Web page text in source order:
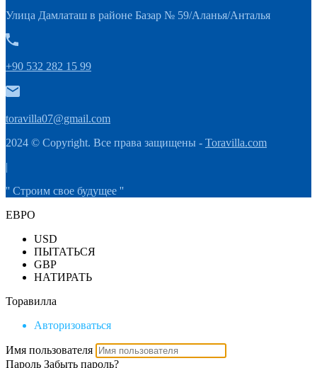
Улица Дамлаташ в районе Базар № 59/Аланья/Анталья
+90 532 282 15 99
toravilla07@gmail.com
2024 © Copyright. Все права защищены - Toravilla.com
|
'' Строим свое будущее ''
ЕВРО
USD
ПЫТАТЬСЯ
GBP
НАТИРАТЬ
Торавилла
Авторизоваться
Имя пользователя
Пароль Забыть пароль?